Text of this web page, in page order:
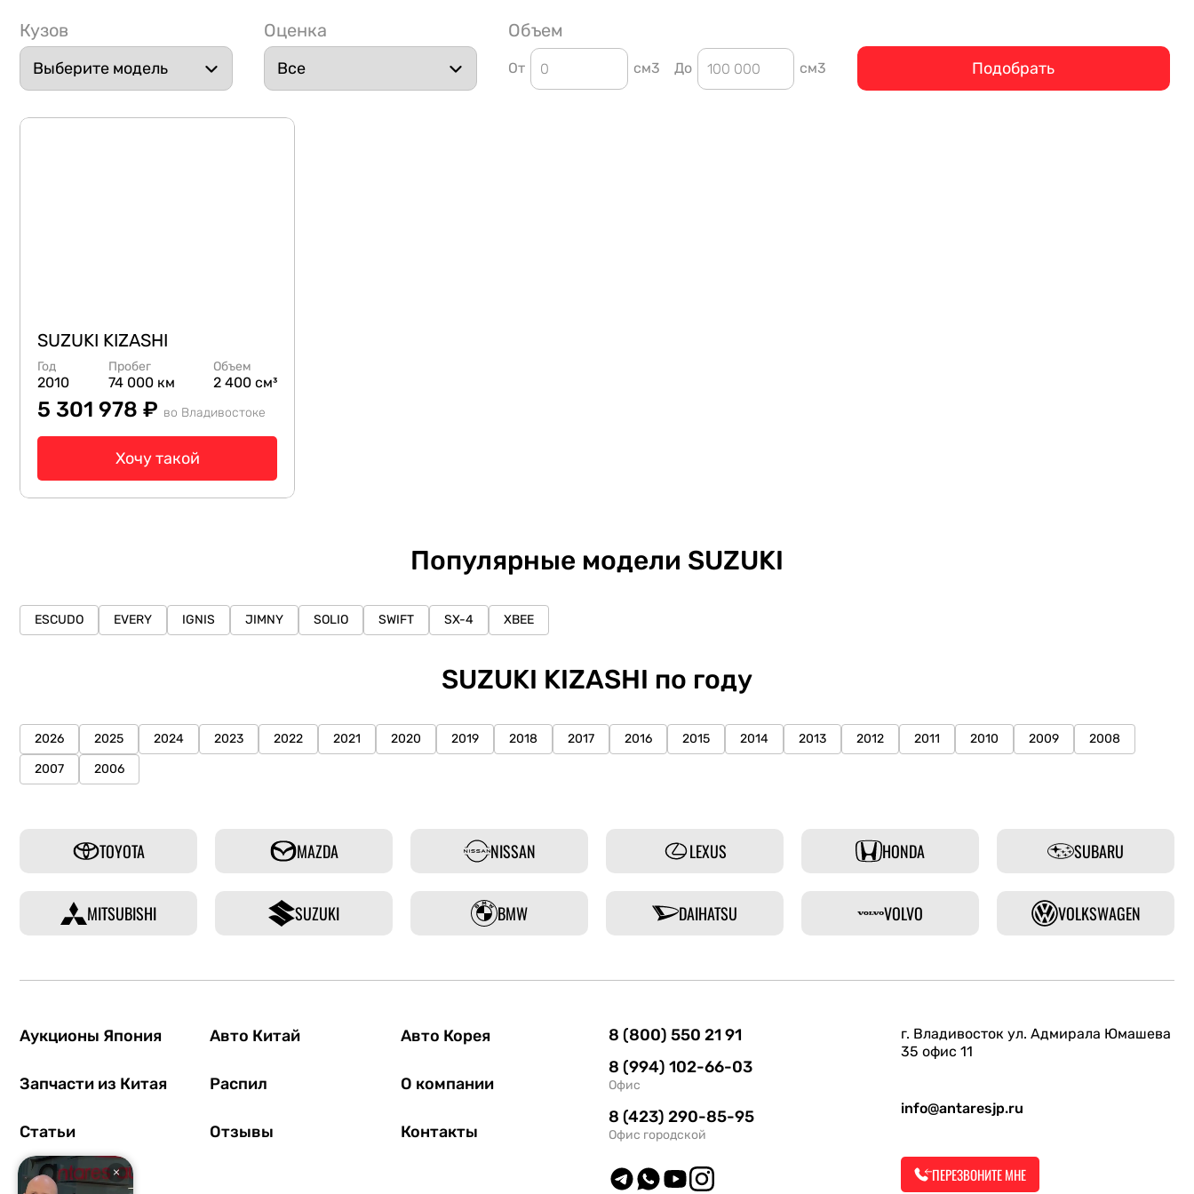
Кузов Оценка Объем
От см3 До см3 Подобрать
SUZUKI KIZASHI
Год
2010
Пробег
74 000 км
Объем
2 400 см³
5 301 978 ₽ во Владивостоке
Хочу такой
Популярные модели SUZUKI
ESCUDO EVERY IGNIS JIMNY SOLIO SWIFT SX-4 XBEE
SUZUKI KIZASHI по году
2026 2025 2024 2023 2022 2021 2020 2019 2018 2017 2016 2015 2014 2013 2012 2011 2010 2009
2008
2007
2006
TOYOTA MAZDA NISSAN LEXUS HONDA SUBARU
MITSUBISHI SUZUKI BMW DAIHATSU VOLVO VOLKSWAGEN
Аукционы Япония Авто Китай Авто Корея
Запчасти из Китая Распил О компании
Статьи Отзывы Контакты
8 (800) 550 21 91
8 (994) 102-66-03
Офис
8 (423) 290-85-95
Офис городской
г. Владивосток ул. Адмирала Юмашева
35 офис 11
info@antaresjp.ru
ПЕРЕЗВОНИТЕ МНЕ